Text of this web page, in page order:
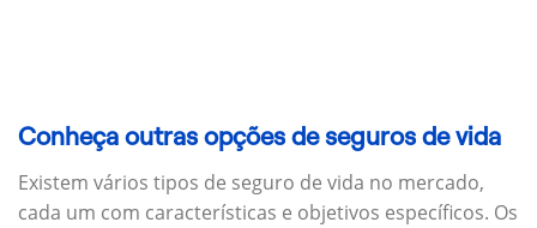
Conheça outras opções de seguros de vida
Existem vários tipos de seguro de vida no mercado,
cada um com características e objetivos específicos. Os